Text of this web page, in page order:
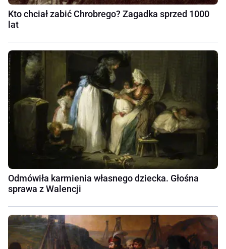
Kto chciał zabić Chrobrego? Zagadka sprzed 1000
lat
Odmówiła karmienia własnego dziecka. Głośna
sprawa z Walencji